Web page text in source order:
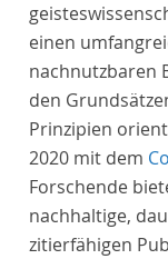
einen
nachnutzbaren
den
Prinzipien
2020 mit dem
Forschende
nachhaltige,
zitierfähigen